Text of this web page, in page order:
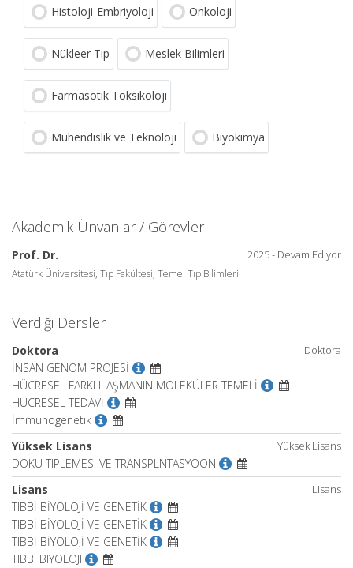
Histoloji-Embriyoloji Onkoloji
Nükleer Tıp Meslek Bilimleri
Farmasötik Toksikoloji
Mühendislik ve Teknoloji Biyokimya
Akademik Ünvanlar / Görevler
2025 - Devam Ediyor
Prof. Dr.
Atatürk Üniversitesi, Tıp Fakültesi, Temel Tıp Bilimleri
Verdiği Dersler
Doktora
Doktora
İNSAN GENOM PROJESİ
HÜCRESEL FARKLILAŞMANIN MOLEKÜLER TEMELİ
HÜCRESEL TEDAVİ
İmmunogenetık
Yüksek Lisans
Yüksek Lisans
DOKU TIPLEMESI VE TRANSPLNTASYOON
Lisans
Lisans
TIBBİ BİYOLOJİ VE GENETİK
TIBBİ BİYOLOJİ VE GENETİK
TIBBİ BİYOLOJİ VE GENETİK
TIBBI BIYOLOJI